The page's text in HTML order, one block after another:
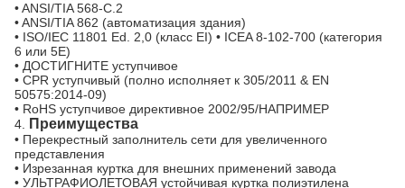
• ANSI/TIA 568-C.2
• ANSI/TIA 862 (автоматизация здания)
• ISO/IEC 11801 Ed. 2,0 (класс EI) • ICEA 8-102-700 (категория
6 или 5E)
• ДОСТИГНИТЕ уступчивое
• CPR уступчивый (полно исполняет к 305/2011 & EN
50575:2014-09)
• RoHS уступчивое директивное 2002/95/НАПРИМЕР
4.
Преимущества
• Перекрестный заполнитель сети для увеличенного
представления
• Изрезанная куртка для внешних применений завода
• УЛЬТРАФИОЛЕТОВАЯ устойчивая куртка полиэтилена